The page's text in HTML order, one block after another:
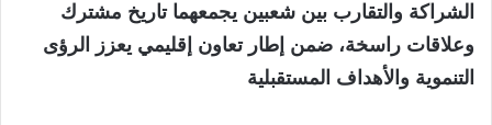
الشراكة والتقارب بين شعبين يجمعهما تاريخ مشترك
وعلاقات راسخة، ضمن إطار تعاون إقليمي يعزز الرؤى
التنموية والأهداف المستقبلية